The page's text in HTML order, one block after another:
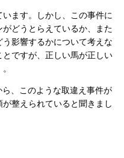
ます。しかし、この事件に
どうとらえているか、また
影響するかについて考えな
ですが、正しい馬が正しい
、このような取違え事件が
整えられていると聞きまし